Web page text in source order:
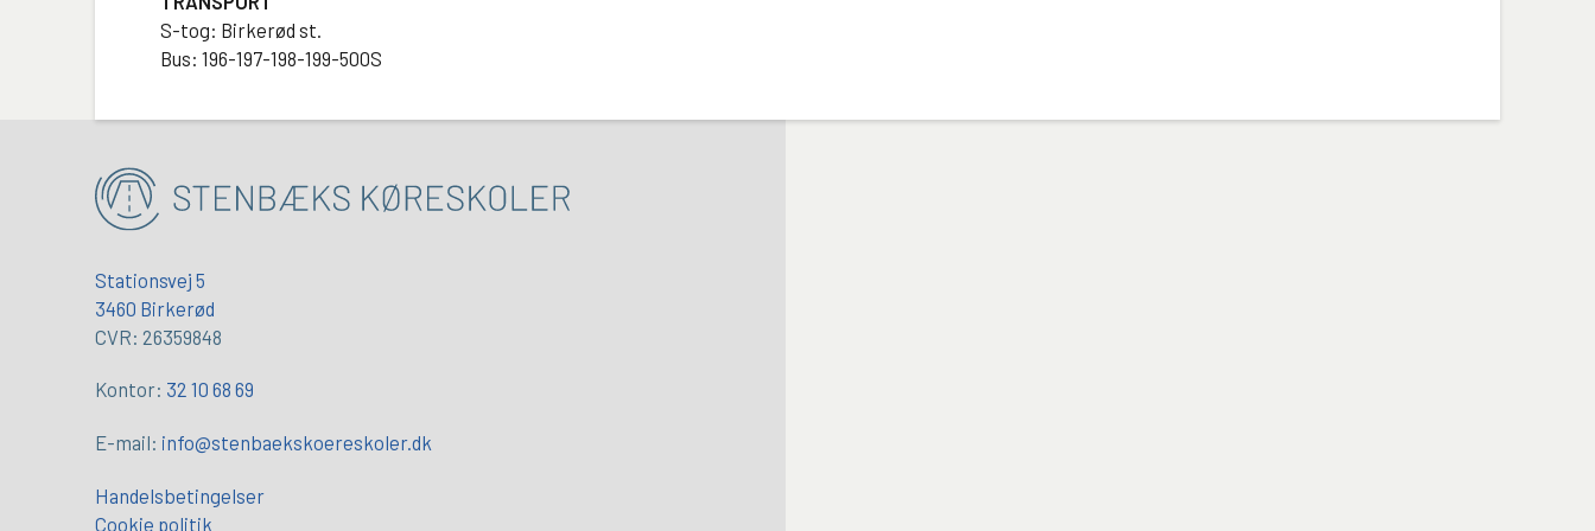
S-tog: Birkerød st.
Bus: 196-197-198-199-500S
Stationsvej 5
3460 Birkerød
CVR: 26359848
Kontor: 32 10 68 69
E-mail: info@stenbaekskoereskoler.dk
Handelsbetingelser
Cookie politik